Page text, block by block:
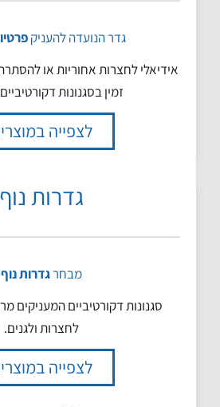
גדר הנועדה להעניק
אידיאלי לחצרות אחוריות או
זמין בסגנונות
לצפייה
גדרות נוף
מבחרגדרות נוף
סגנונות דקורטיביים המעניקים
לחצרות ולגנים.
לצפייה